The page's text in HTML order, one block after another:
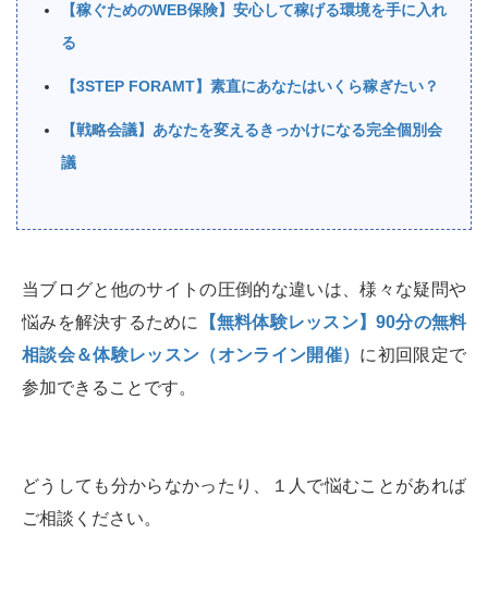
【稼ぐためのWEB保険】安心して稼げる環境を手に入れ
る
【3STEP FORAMT】素直にあなたはいくら稼ぎたい？
【戦略会議】あなたを変えるきっかけになる完全個別会
議
当ブログと他のサイトの圧倒的な違いは、様々な疑問や
悩みを解決するために
【無料体験レッスン】90分の無料
相談会＆体験レッスン（オンライン開催） に初回限定で
参加できることです。
どうしても分からなかったり、１人で悩むことがあれば
ご相談ください。